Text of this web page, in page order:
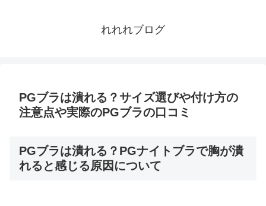
れれれブログ
PGブラは潰れる？サイズ選びや付け方の
注意点や実際のPGブラの口コミ
PGブラは潰れる？PGナイトブラで胸が潰
れると感じる原因について